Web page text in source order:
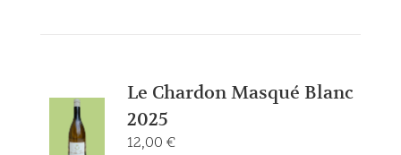
Le Chardon Masqué Blanc
2025
12,00 €